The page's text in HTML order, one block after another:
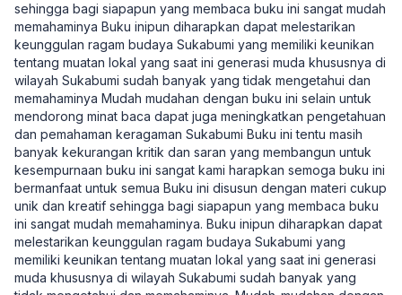
sehingga bagi siapapun yang membaca buku ini sangat mudah
memahaminya Buku inipun diharapkan dapat melestarikan
keunggulan ragam budaya Sukabumi yang memiliki keunikan
tentang muatan lokal yang saat ini generasi muda khususnya di
wilayah Sukabumi sudah banyak yang tidak mengetahui dan
memahaminya Mudah mudahan dengan buku ini selain untuk
mendorong minat baca dapat juga meningkatkan pengetahuan
dan pemahaman keragaman Sukabumi Buku ini tentu masih
banyak kekurangan kritik dan saran yang membangun untuk
kesempurnaan buku ini sangat kami harapkan semoga buku ini
bermanfaat untuk semua Buku ini disusun dengan materi cukup
unik dan kreatif sehingga bagi siapapun yang membaca buku
ini sangat mudah memahaminya. Buku inipun diharapkan dapat
melestarikan keunggulan ragam budaya Sukabumi yang
memiliki keunikan tentang muatan lokal yang saat ini generasi
muda khususnya di wilayah Sukabumi sudah banyak yang